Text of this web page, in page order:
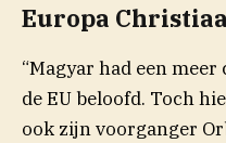
Europa
“Magyar had een
de EU beloofd. Toch
ook zijn voorganger